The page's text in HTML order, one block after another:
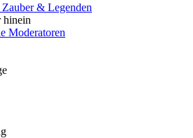
& Legenden
hinein
Moderatoren